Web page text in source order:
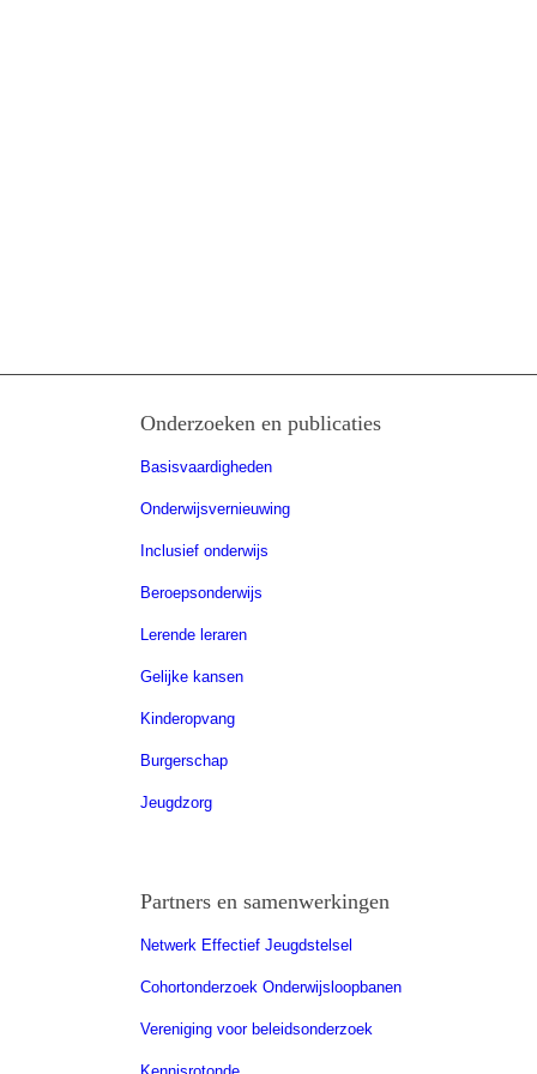
Onderzoeken en publicaties
Basisvaardigheden
Onderwijsvernieuwing
Inclusief onderwijs
Beroepsonderwijs
Lerende leraren
Gelijke kansen
Kinderopvang
Burgerschap
Jeugdzorg
Partners en samenwerkingen
Netwerk Effectief Jeugdstelsel
Cohortonderzoek Onderwijsloopbanen
Vereniging voor beleidsonderzoek